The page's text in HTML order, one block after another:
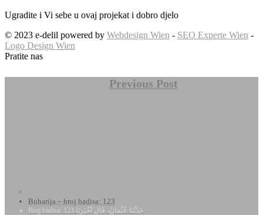
Ugradite i Vi sebe u ovaj projekat i dobro djelo
© 2023 e-delil powered by Webdesign Wien - SEO Experte Wien -
Logo Design Wien
Pratite nas
Previous Post
Buharija – broj hadisa: 123
Broj hadisa: 123 حَدَّثَنَا عُثْمَانُ، قَالَ أَخْبَرَنَا